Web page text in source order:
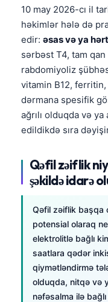
10 may 2026-cı il
həkimlər hələ də
edir: əsas və ya
sərbəst T4, tam qan
rabdomiyoliz
vitamin B12, ferritin,
dərmana spesifik
ağrılı olduqda və
edildikdə sıra
Qəfil zəiflik
şəkildə idarə
Qəfil zəiflik başqa
potensial olaraq
elektrolitlə bağlı
saatlara qədər
qiymətləndirmə
olduqda, nitqə və
nəfəsalma ilə